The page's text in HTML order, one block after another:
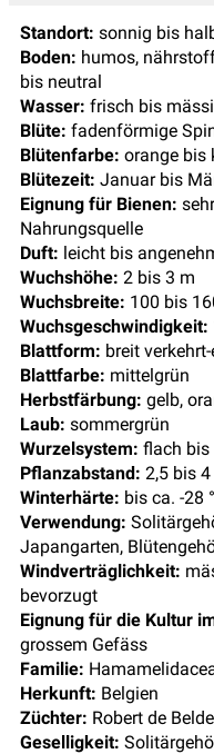
Standort: sonnig bis
Boden: humos,
bis neutral
Wasser: frisch bis
Blüte: fadenförmige
Blütenfarbe: orange bis
Blütezeit: Januar bis
Eignung für Bienen:
Nahrungsquelle
Duft: leicht bis
Wuchshöhe: 2 bis 3 m
Wuchsbreite: 100 bis
Wuchsgeschwindigkeit:
Blattform: breit
Blattfarbe: mittelgrün
Herbstfärbung: gelb,
Laub: sommergrün
Wurzelsystem: flach bis
Pflanzabstand: 2,5 bis 4
Winterhärte: bis ca. -28
Verwendung:
Japangarten,
Windverträglichkeit:
bevorzugt
Eignung für die Kultur
grossem Gefäss
Familie:
Herkunft: Belgien
Züchter: Robert de
Geselligkeit: